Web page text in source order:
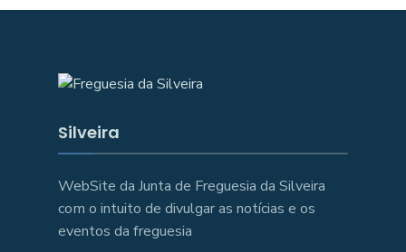
Silveira
WebSite da Junta de Freguesia da Silveira
com o intuito de divulgar as notícias e os
eventos da freguesia